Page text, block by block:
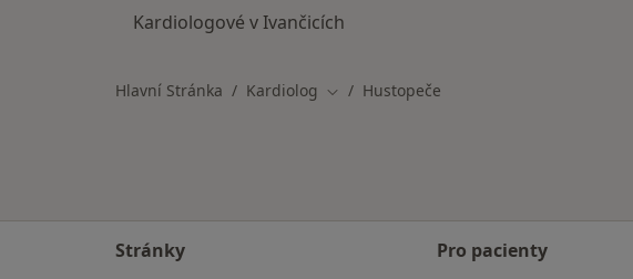
Kardiologové v Ivančicích
Hlavní Stránka Kardiolog Změna města
Hustopeče
Stránky
Pro pacienty